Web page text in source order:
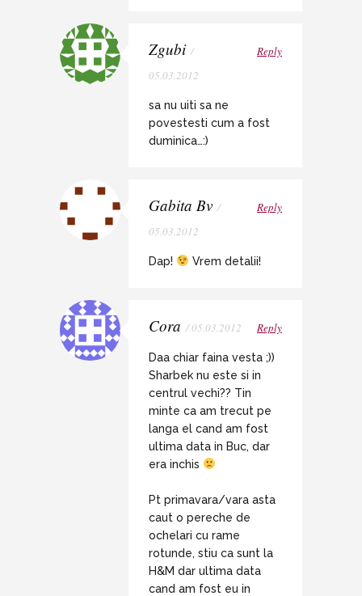
Zgubi /
05.03.2012
Reply
sa nu uiti sa ne
povestesti cum a fost
duminica…:)
Gabita Bv /
05.03.2012
Reply
Dap! Vrem detalii!
Cora / 05.03.2012 Reply
Daa chiar faina vesta ;))
Sharbek nu este si in
centrul vechi?? Tin
minte ca am trecut pe
langa el cand am fost
ultima data in Buc, dar
era inchis
Pt primavara/vara asta
caut o pereche de
ochelari cu rame
rotunde, stiu ca sunt la
H&M dar ultima data
cand am fost eu in